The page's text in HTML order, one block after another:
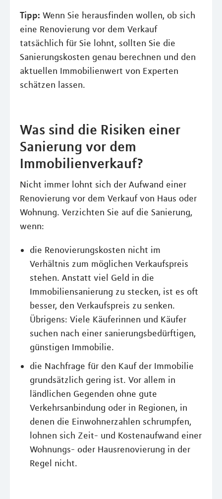
Tipp: Wenn Sie herausfinden wollen, ob sich
eine Renovierung vor dem Verkauf
tatsächlich für Sie lohnt, sollten Sie die
Sanierungskosten genau berechnen und den
aktuellen Immobilienwert von Experten
schätzen lassen.
Was sind die Risiken einer
Sanierung vor dem
Immobilienverkauf?
Nicht immer lohnt sich der Aufwand einer
Renovierung vor dem Verkauf von Haus oder
Wohnung. Verzichten Sie auf die Sanierung,
wenn:
die Renovierungskosten nicht im
Verhältnis zum möglichen Verkaufspreis
stehen. Anstatt viel Geld in die
Immobiliensanierung zu stecken, ist es oft
besser, den Verkaufspreis zu senken.
Übrigens: Viele Käuferinnen und Käufer
suchen nach einer sanierungsbedürftigen,
günstigen Immobilie.
die Nachfrage für den Kauf der Immobilie
grundsätzlich gering ist. Vor allem in
ländlichen Gegenden ohne gute
Verkehrsanbindung oder in Regionen, in
denen die Einwohnerzahlen schrumpfen,
lohnen sich Zeit- und Kostenaufwand einer
Wohnungs- oder Hausrenovierung in der
Regel nicht.